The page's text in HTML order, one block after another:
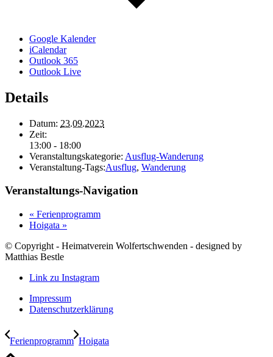
Google Kalender
iCalendar
Outlook 365
Outlook Live
Details
Datum: 23.09.2023
Zeit:
13:00 - 18:00
Veranstaltungskategorie: Ausflug-Wanderung
Veranstaltung-Tags:Ausflug, Wanderung
Veranstaltungs-Navigation
« Ferienprogramm
Hoigata »
© Copyright - Heimatverein Wolfertschwenden - designed by
Matthias Bestle
Link zu Instagram
Impressum
Datenschutzerklärung
Ferienprogramm Hoigata